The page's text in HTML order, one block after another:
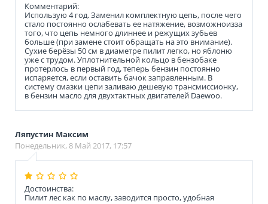
Комментарий:
Использую 4 год. Заменил комплектную цепь, после чего
стало постоянно ослабевать ее натяжение, возможноизза
того, что цепь немного длиннее и режущих зубьев
больше (при замене стоит обращать на это внимание).
Сухие берёзы 50 см в диаметре пилит легко, но яблоню
уже с трудом. Уплотнительной кольцо в бензобаке
протерлось в первый год, теперь бензин постоянно
испаряется, если оставить бачок заправленным. В
систему смазки цепи заливаю дешевую трансмиссионку,
в бензин масло для двухтактных двигателей Daewoo.
Ляпустин Максим
Понедельник, 8 Май 2017, 17:57
Достоинства:
Пилит лес как по маслу, заводится просто, удобная